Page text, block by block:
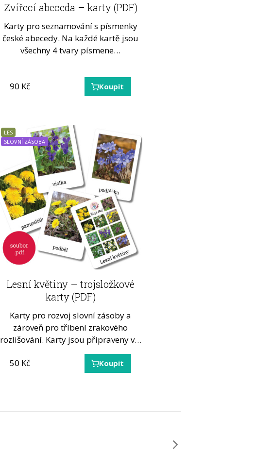
Zvířecí abeceda – karty (PDF)
Karty pro seznamování s písmenky
české abecedy. Na každé kartě jsou
všechny 4 tvary písmene…
90 Kč Koupit
LES
SLOVNÍ ZÁSOBA
Lesní květiny – trojsložkové
karty (PDF)
Karty pro rozvoj slovní zásoby a
zároveň pro tříbení zrakového
rozlišování. Karty jsou připraveny v…
50 Kč Koupit